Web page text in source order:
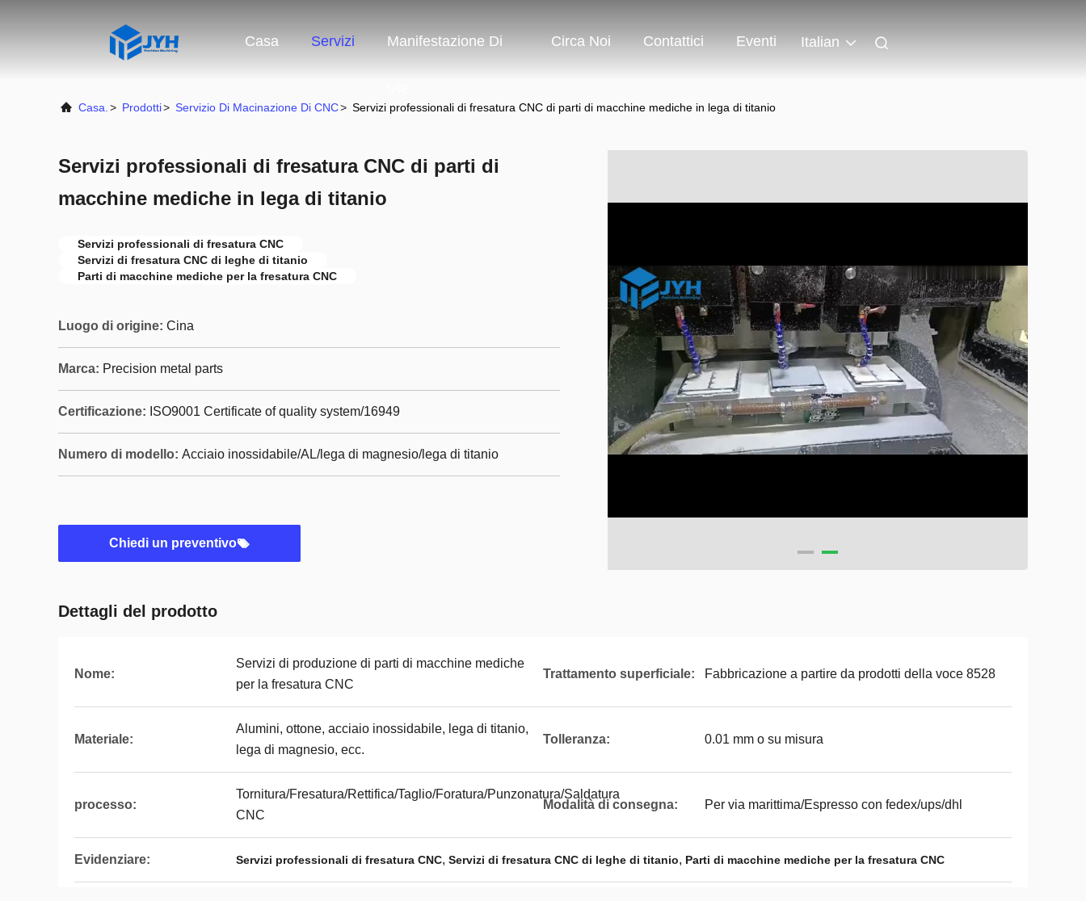
Casa Servizi Manifestazione Di Circa Noi Contattici Eventi Italian
Casa. > Prodotti> Servizio Di Macinazione Di CNC> Servizi professionali di fresatura CNC di parti di macchine mediche in lega di titanio
Servizi professionali di fresatura CNC di parti di
macchine mediche in lega di titanio
Servizi professionali di fresatura CNC
Servizi di fresatura CNC di leghe di titanio
Parti di macchine mediche per la fresatura CNC
Luogo di origine: Cina
Marca: Precision metal parts
Certificazione: ISO9001 Certificate of quality system/16949
Numero di modello: Acciaio inossidabile/AL/lega di magnesio/lega di titanio
Chiedi un preventivo
Dettagli del prodotto
Nome:
Servizi di produzione di parti di macchine mediche
per la fresatura CNC
Trattamento superficiale: Fabbricazione a partire da prodotti della voce 8528
Materiale:
Alumini, ottone, acciaio inossidabile, lega di titanio,
lega di magnesio, ecc.
Tolleranza: 0.01 mm o su misura
processo:
Tornitura/Fresatura/Rettifica/Taglio/Foratura/Punzonatura/Saldatura
CNC
Modalità di consegna: Per via marittima/Espresso con fedex/ups/dhl
Evidenziare: Servizi professionali di fresatura CNC, Servizi di fresatura CNC di leghe di titanio, Parti di macchine mediche per la fresatura CNC